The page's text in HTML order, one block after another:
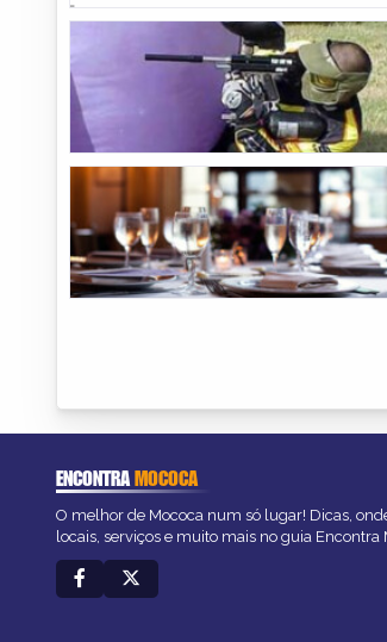
ENCONTRAMOCOCA
O melhor de Mococa num só lugar! Dicas,
locais, serviços e muito mais no guia Encontra